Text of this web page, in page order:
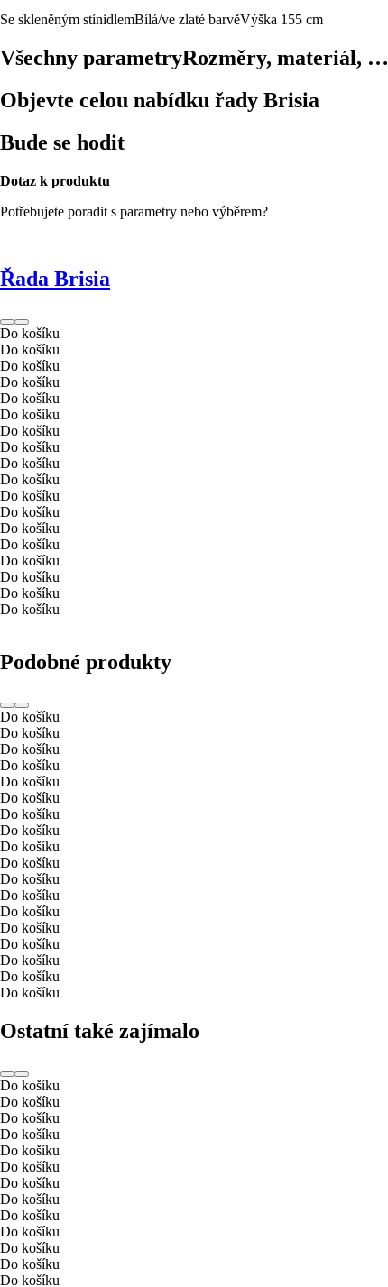
Se skleněným stínidlemBílá/ve zlaté barvěVýška 155 cm
Všechny parametryRozměry, materiál, …
Objevte celou nabídku řady Brisia
Bude se hodit
Dotaz k produktu
Potřebujete poradit s parametry nebo výběrem?
Řada Brisia
Do košíku
Do košíku
Do košíku
Do košíku
Do košíku
Do košíku
Do košíku
Do košíku
Do košíku
Do košíku
Do košíku
Do košíku
Do košíku
Do košíku
Do košíku
Do košíku
Do košíku
Do košíku
Podobné produkty
Do košíku
Do košíku
Do košíku
Do košíku
Do košíku
Do košíku
Do košíku
Do košíku
Do košíku
Do košíku
Do košíku
Do košíku
Do košíku
Do košíku
Do košíku
Do košíku
Do košíku
Do košíku
Ostatní také zajímalo
Do košíku
Do košíku
Do košíku
Do košíku
Do košíku
Do košíku
Do košíku
Do košíku
Do košíku
Do košíku
Do košíku
Do košíku
Do košíku